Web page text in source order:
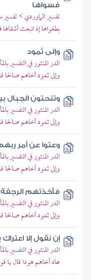
فسواها
تفسير الماوردي >
بطغواها إذ انبعث أشقاها
وإلى ثمود
الدر المنثور في التفسير
وإلى ثمود أخاهم صالحا
وتنحتون الجبال
الدر المنثور في التفسير
وإلى ثمود أخاهم صالحا
وعتوا عن أمر
الدر المنثور في التفسير
وإلى ثمود أخاهم صالحا
فأخذتهم الرجفة
الدر المنثور في التفسير
وإلى ثمود أخاهم صالحا
إن نقول إلا
الدر المنثور في التفسير
عاد أخاهم هودا قال يا